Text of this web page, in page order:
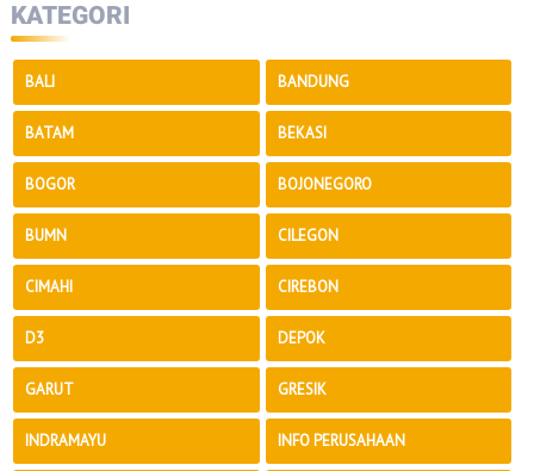
KATEGORI
BALI BANDUNG
BATAM BEKASI
BOGOR BOJONEGORO
BUMN CILEGON
CIMAHI CIREBON
D3 DEPOK
GARUT GRESIK
INDRAMAYU INFO PERUSAHAAN